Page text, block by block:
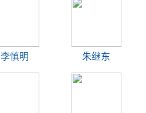
李慎明 朱继东